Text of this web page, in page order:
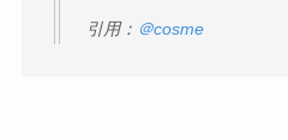
引用： ＠cosme